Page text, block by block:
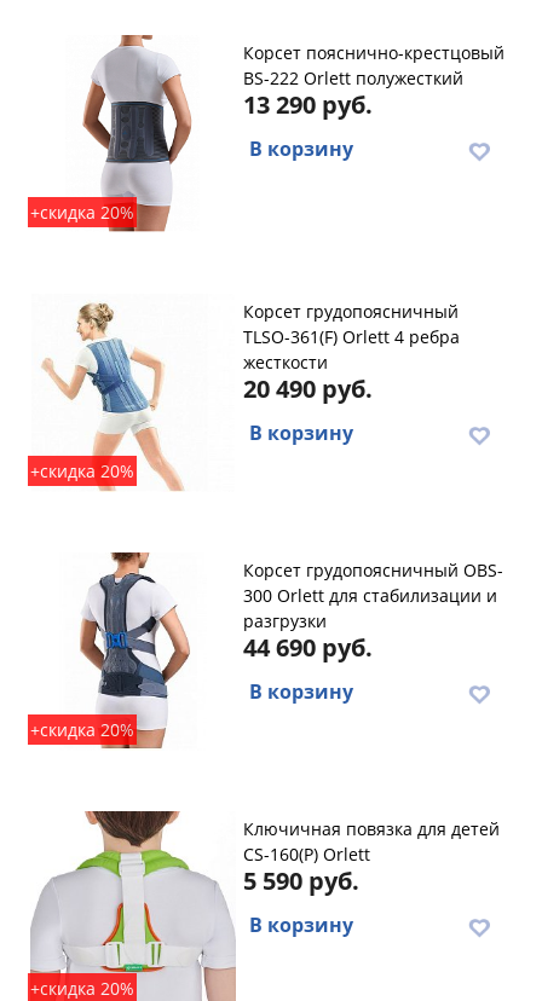
+скидка 20%
Корсет пояснично-крестцовый
BS-222 Orlett полужесткий
13 290 руб.
В корзину
+скидка 20%
Корсет грудопоясничный
TLSO-361(F) Orlett 4 ребра
жесткости
20 490 руб.
В корзину
+скидка 20%
Корсет грудопоясничный OBS-
300 Orlett для стабилизации и
разгрузки
44 690 руб.
В корзину
+скидка 20%
Ключичная повязка для детей
CS-160(P) Orlett
5 590 руб.
В корзину